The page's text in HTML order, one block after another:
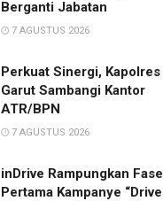
Berganti Jabatan
7 AGUSTUS 2026
Perkuat Sinergi, Kapolres
Garut Sambangi Kantor
ATR/BPN
7 AGUSTUS 2026
inDrive Rampungkan Fase
Pertama Kampanye “Drive